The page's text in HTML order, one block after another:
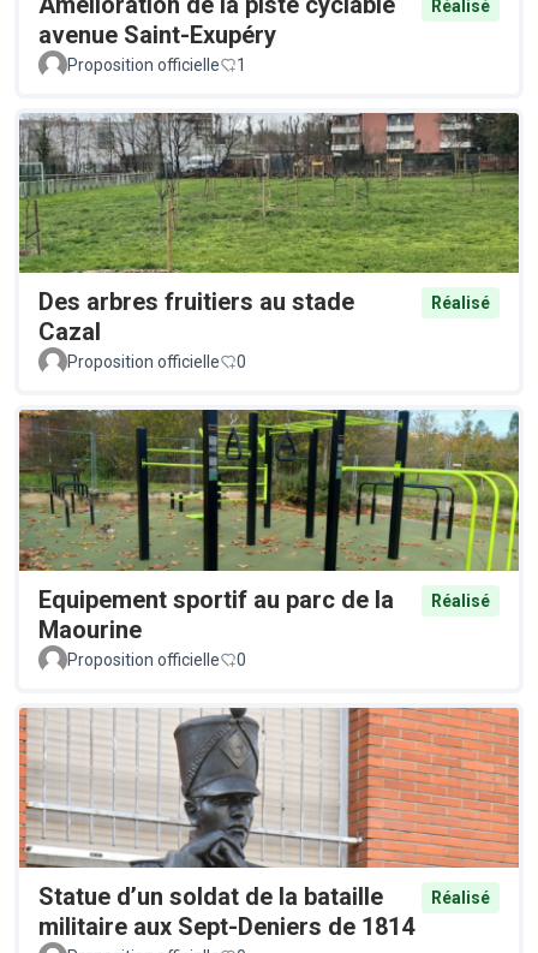
avenue Saint-Exupéry
Réalisé
Proposition officielle 1
Des arbres fruitiers au stade
Cazal
Réalisé
Proposition officielle 0
Equipement sportif au parc de la
Maourine
Réalisé
Proposition officielle 0
Statue d’un soldat de la bataille
militaire aux Sept-Deniers de 1814
Réalisé